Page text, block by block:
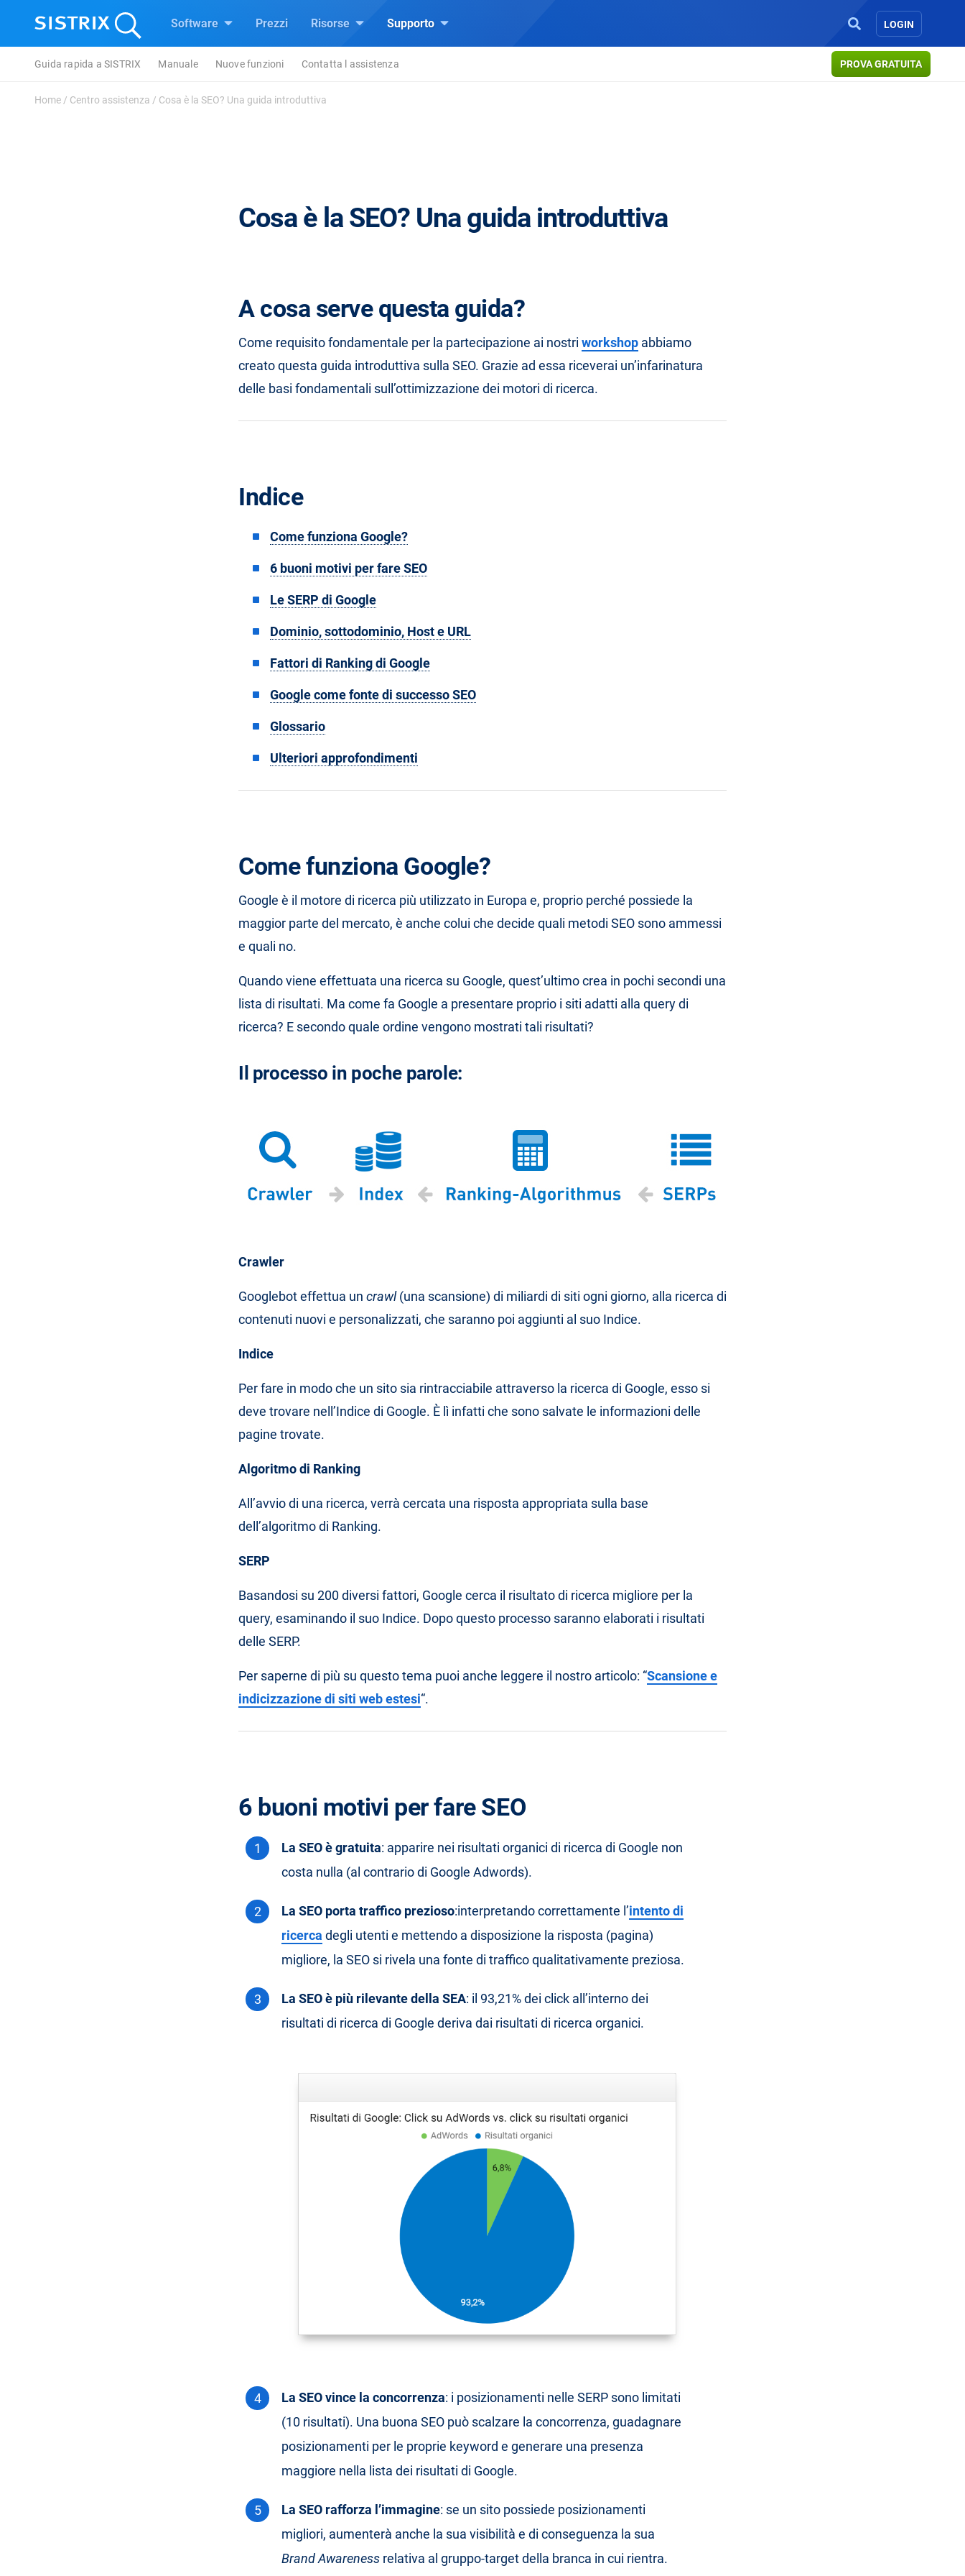
Software Prezzi Risorse Supporto LOGIN
PROVA GRATUITA
Guida rapida a SISTRIX Manuale Nuove funzioni Contatta l assistenza
Home / Centro assistenza / Cosa è la SEO? Una guida introduttiva
Cosa è la SEO? Una guida introduttiva
A cosa serve questa guida?
Come requisito fondamentale per la partecipazione ai nostri workshop abbiamo
creato questa guida introduttiva sulla SEO. Grazie ad essa riceverai un’infarinatura
delle basi fondamentali sull’ottimizzazione dei motori di ricerca.
Indice
Come funziona Google?
6 buoni motivi per fare SEO
Le SERP di Google
Dominio, sottodominio, Host e URL
Fattori di Ranking di Google
Google come fonte di successo SEO
Glossario
Ulteriori approfondimenti
Come funziona Google?
Google è il motore di ricerca più utilizzato in Europa e, proprio perché possiede la
maggior parte del mercato, è anche colui che decide quali metodi SEO sono ammessi
e quali no.
Quando viene effettuata una ricerca su Google, quest’ultimo crea in pochi secondi una
lista di risultati. Ma come fa Google a presentare proprio i siti adatti alla query di
ricerca? E secondo quale ordine vengono mostrati tali risultati?
Il processo in poche parole:
Crawler
Googlebot effettua un crawl(una scansione) di miliardi di siti ogni giorno, alla ricerca di
contenuti nuovi e personalizzati, che saranno poi aggiunti al suo Indice.
Indice
Per fare in modo che un sito sia rintracciabile attraverso la ricerca di Google, esso si
deve trovare nell’Indice di Google. È lì infatti che sono salvate le informazioni delle
pagine trovate.
Algoritmo di Ranking
All’avvio di una ricerca, verrà cercata una risposta appropriata sulla base
dell’algoritmo di Ranking.
SERP
Basandosi su 200 diversi fattori, Google cerca il risultato di ricerca migliore per la
query, esaminando il suo Indice. Dopo questo processo saranno elaborati i risultati
delle SERP.
Per saperne di più su questo tema puoi anche leggere il nostro articolo: “Scansione e
indicizzazione di siti web estesi“.
6 buoni motivi per fare SEO
La SEO è gratuita: apparire nei risultati organici di ricerca di Google non
costa nulla (al contrario di Google Adwords).
La SEO porta traffico prezioso:interpretando correttamente l’intento di
ricerca degli utenti e mettendo a disposizione la risposta (pagina)
migliore, la SEO si rivela una fonte di traffico qualitativamente preziosa.
La SEO è più rilevante della SEA: il 93,21% dei click all’interno dei
risultati di ricerca di Google deriva dai risultati di ricerca organici.
La SEO vince la concorrenza: i posizionamenti nelle SERP sono limitati
(10 risultati). Una buona SEO può scalzare la concorrenza, guadagnare
posizionamenti per le proprie keyword e generare una presenza
maggiore nella lista dei risultati di Google.
La SEO rafforza l’immagine: se un sito possiede posizionamenti
migliori, aumenterà anche la sua visibilità e di conseguenza la sua
Brand Awareness relativa al gruppo-target della branca in cui rientra.